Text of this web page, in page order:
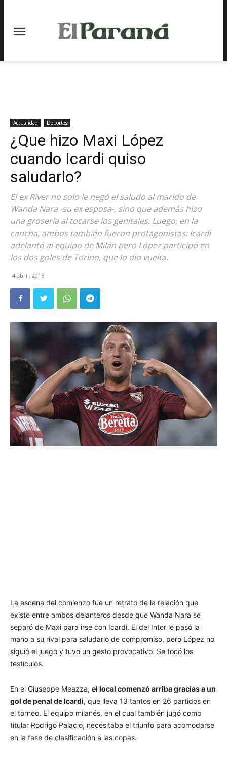
Actualidad Deportes
¿Que hizo Maxi López
cuando Icardi quiso
saludarlo?
El ex River no solo le negó el saludo al marido de
Wanda Nara -su ex esposa-, sino que además hizo
una grosería al tocarse los genitales. Luego, en la
cancha, ambos también fueron protagonistas: Icardi
adelantó al equipo de Milán pero López participó en
los dos goles de Torino, que lo dio vuelta.
4 abril, 2016
La escena del comienzo fue un retrato de la relación que
existe entre ambos delanteros desde que Wanda Nara se
separó de Maxi para irse con Icardi. El del Inter le pasó la
mano a su rival para saludarlo de compromiso, pero López no
siguió el juego y tuvo un gesto provocativo. Se tocó los
testículos.
En el Giuseppe Meazza, el local comenzó arriba gracias a un
gol de penal de Icardi, que lleva 13 tantos en 26 partidos en
el torneo. El equipo milanés, en el cual también jugó como
titular Rodrigo Palacio, necesitaba el triunfo para acomodarse
en la fase de clasificación a las copas.